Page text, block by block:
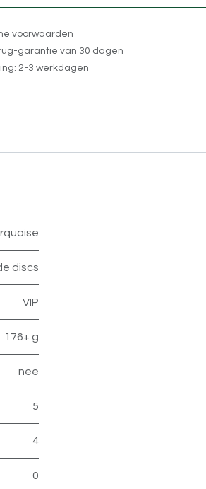
voorwaarden
garantie van 30 dagen
2-3 werkdagen
discs
VIP
176+ g
nee
5
4
0